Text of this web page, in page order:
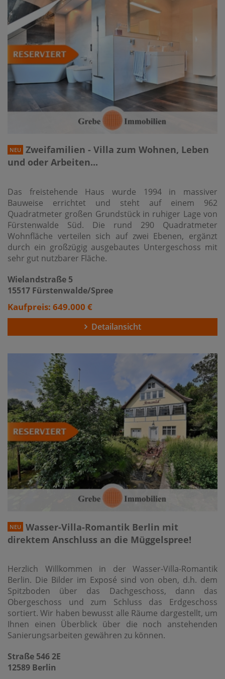
NEU
Zweifamilien - Villa zum Wohnen, Leben
und oder Arbeiten...
Das freistehende Haus wurde 1994 in massiver
Bauweise errichtet und steht auf einem 962
Quadratmeter großen Grundstück in ruhiger Lage von
Fürstenwalde Süd. Die rund 290 Quadratmeter
Wohnfläche verteilen sich auf zwei Ebenen, ergänzt
durch ein großzügig ausgebautes Untergeschoss mit
sehr gut nutzbarer Fläche.
Wielandstraße 5
15517 Fürstenwalde/Spree
Kaufpreis: 649.000 €
Detailansicht
NEU
Wasser-Villa-Romantik Berlin mit
direktem Anschluss an die Müggelspree!
Herzlich Willkommen in der Wasser-Villa-Romantik
Berlin. Die Bilder im Exposé sind von oben, d.h. dem
Spitzboden über das Dachgeschoss, dann das
Obergeschoss und zum Schluss das Erdgeschoss
sortiert. Wir haben bewusst alle Räume dargestellt, um
Ihnen einen Überblick über die noch anstehenden
Sanierungsarbeiten gewähren zu können.
Straße 546 2E
12589 Berlin